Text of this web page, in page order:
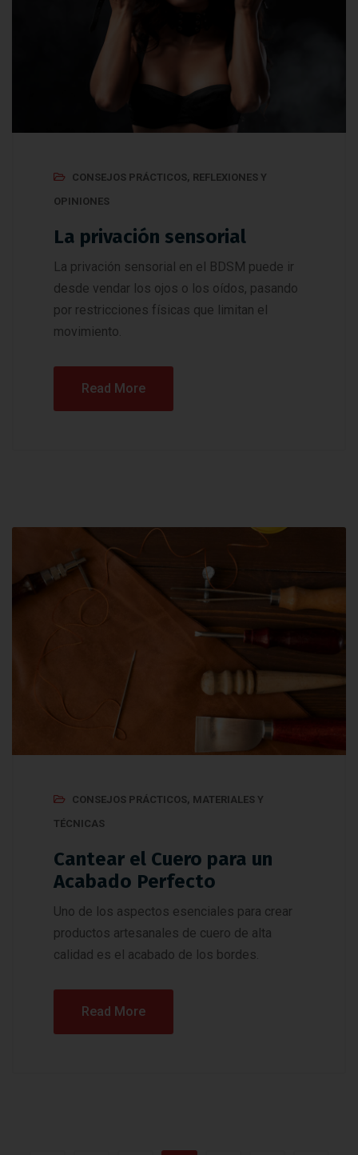
CONSEJOS PRÁCTICOS, REFLEXIONES Y
OPINIONES
La privación sensorial
La privación sensorial en el BDSM puede ir
desde vendar los ojos o los oídos, pasando
por restricciones físicas que limitan el
movimiento.
Read More
CONSEJOS PRÁCTICOS, MATERIALES Y
TÉCNICAS
Cantear el Cuero para un
Acabado Perfecto
Uno de los aspectos esenciales para crear
productos artesanales de cuero de alta
calidad es el acabado de los bordes.
Read More